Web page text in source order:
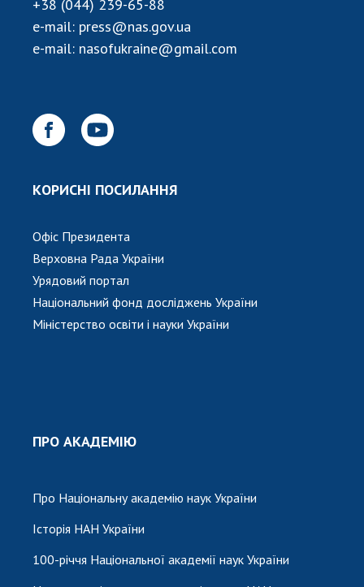
+38 (044) 239-65-88
e-mail: press@nas.gov.ua
e-mail: nasofukraine@gmail.com
КОРИСНІ ПОСИЛАННЯ
Офіс Президента
Верховна Рада України
Урядовий портал
Національний фонд досліджень України
Міністерство освіти і науки України
ПРО АКАДЕМІЮ
Про Національну академію наук України
Історія НАН України
100-річчя Національної академії наук України